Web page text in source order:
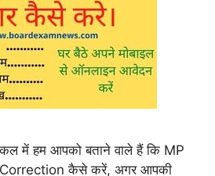
में हम आपको बताने वाले हैं कि MP
कैसे करें, अगर आपकी